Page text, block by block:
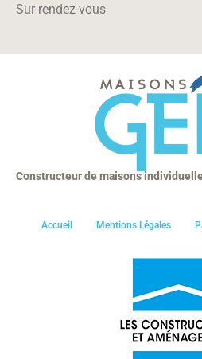
Sur rendez-vous
Constructeur de maisons
Accueil Mentions Légales